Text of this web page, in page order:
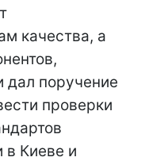
качества, а
дал поручение
проверки
в Киеве и